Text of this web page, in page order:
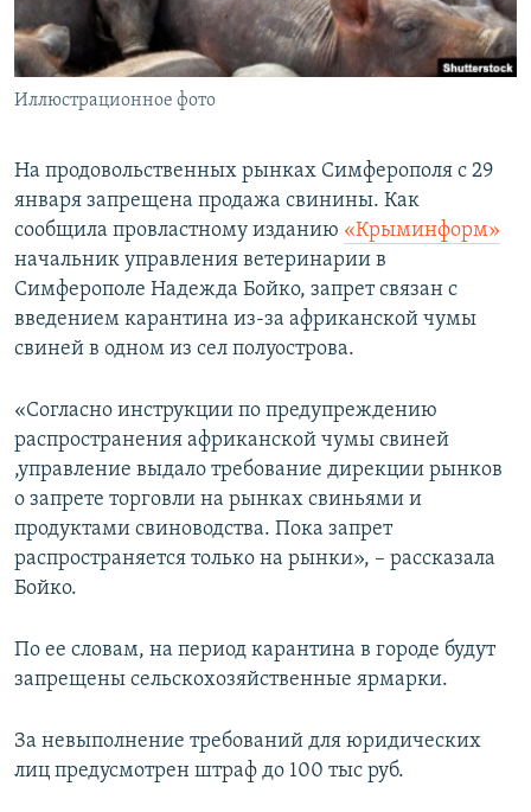
ПОБЕДИТЕЛЕЙ НЕ СУДЯТ?
КРЫМ.НЕПОКОРЕННЫЙ
ELIFBE
ПРИСОЕДИНЯЙТЕСЬ!
Все сайты RFE/RL
Иллюстрационное фото
На продовольственных рынках Симферополя с 29
января запрещена продажа свинины. Как
сообщила провластному изданию «Крыминформ»
начальник управления ветеринарии в
Симферополе Надежда Бойко, запрет связан с
введением карантина из-за африканской чумы
свиней в одном из сел полуострова.
«Согласно инструкции по предупреждению
распространения африканской чумы свиней
,управление выдало требование дирекции рынков
о запрете торговли на рынках свиньями и
продуктами свиноводства. Пока запрет
распространяется только на рынки», – рассказала
Бойко.
По ее словам, на период карантина в городе будут
запрещены сельскохозяйственные ярмарки.
За невыполнение требований для юридических
лиц предусмотрен штраф до 100 тыс руб.